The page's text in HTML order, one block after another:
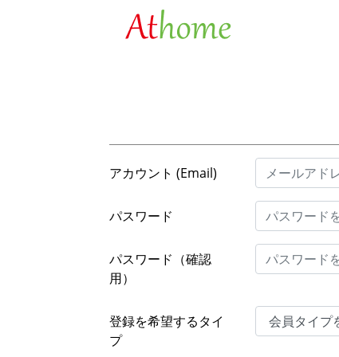
アカウント (Email)
パスワード
パスワード（確認
用）
登録を希望するタイ
プ